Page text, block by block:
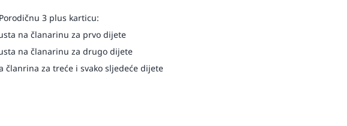
3 plus karticu:
na članarinu za prvo dijete
na članarinu za drugo dijete
članrina za treće i svako sljedeće dijete